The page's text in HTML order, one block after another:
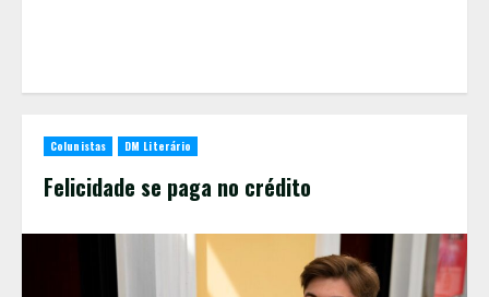
Colunistas DM Literário
Felicidade se paga no crédito